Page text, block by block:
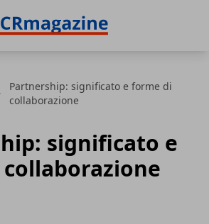
Partnership: significato e forme di
collaborazione
significato e